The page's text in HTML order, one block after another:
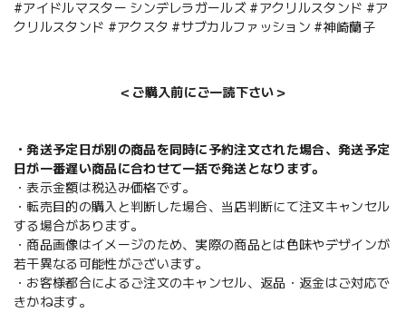
#アイドルマスター シンデレラガールズ #アクリルスタンド #ア
クリルスタンド #アクスタ #サブカルファッション #神崎蘭子
＜ご購入前にご一読下さい＞
・発送予定日が別の商品を同時に予約注文された場合、発送予定
日が一番遅い商品に合わせて一括で発送となります。
・表示金額は税込み価格です。
・転売目的の購入と判断した場合、当店判断にて注文キャンセル
する場合があります。
・商品画像はイメージのため、実際の商品とは色味やデザインが
若干異なる可能性がございます。
・お客様都合によるご注文のキャンセル、返品・返金はご対応で
きかねます。